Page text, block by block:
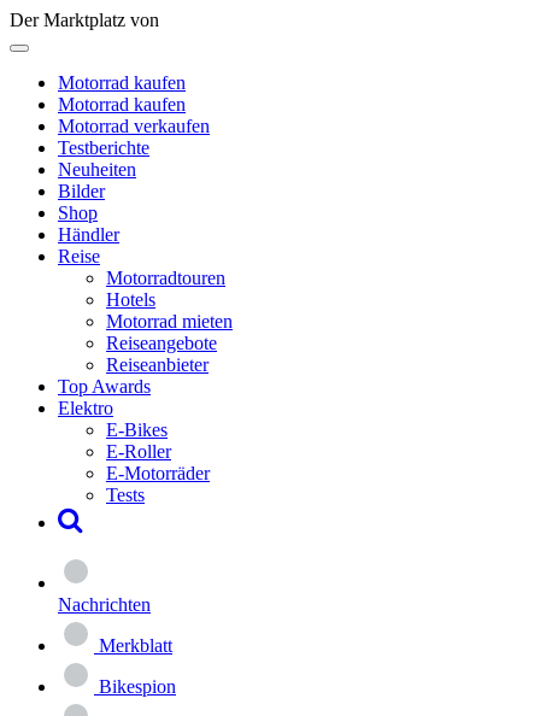
Der Marktplatz von
Motorrad kaufen
Motorrad kaufen
Motorrad verkaufen
Testberichte
Neuheiten
Bilder
Shop
Händler
Reise
Motorradtouren
Hotels
Motorrad mieten
Reiseangebote
Reiseanbieter
Top Awards
Elektro
E-Bikes
E-Roller
E-Motorräder
Tests
Nachrichten
Merkblatt
Bikespion